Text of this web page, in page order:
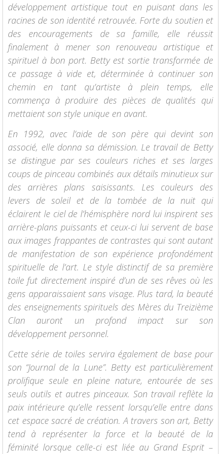
développement artistique tout en puisant dans les
racines de son identité retrouvée. Forte du soutien et
des encouragements de sa famille, elle réussit
finalement à mener son renouveau artistique et
spirituel à bon port. Betty est sortie transformée de
ce passage à vide et, déterminée à continuer son
chemin en tant qu’artiste à plein temps, elle
commença à produire des pièces de qualités qui
mettaient son style unique en avant.
En 1992, avec l’aide de son père qui devint son
associé, elle donna sa démission. Le travail de Betty
se distingue par ses couleurs riches et ses larges
coups de pinceau combinés aux détails minutieux sur
des arrières plans saisissants. Les couleurs des
levers de soleil et de la tombée de la nuit qui
éclairent le ciel de l’hémisphère nord lui inspirent ses
arrière-plans puissants et ceux-ci lui servent de base
aux images frappantes de contrastes qui sont autant
de manifestation de son expérience profondément
spirituelle de l’art. Le style distinctif de sa première
toile fut directement inspiré d’un de ses rêves où les
gens apparaissaient sans visage. Plus tard, la beauté
des enseignements spirituels des Mères du Treizième
Clan auront un profond impact sur son
développement personnel.
Cette série de toiles servira également de base pour
son “Journal de la Lune”. Betty est particulièrement
prolifique seule en pleine nature, entourée de ses
seuls outils et autres pinceaux. Son travail reflète la
paix intérieure qu’elle ressent lorsqu’elle entre dans
cet espace sacré de création. A travers son art, Betty
tend à représenter la force et la beauté de la
féminité lorsque celle-ci est liée au Grand Esprit –